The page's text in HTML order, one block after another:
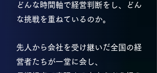
どんな時間軸で経営判断をし、どん
な挑戦を重ねているのか。
先人から会社を受け継いだ全国の経
営者たちが一堂に会し、